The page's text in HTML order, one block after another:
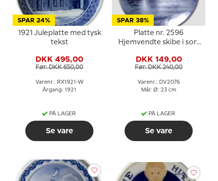
SPAR 24%
1921 Juleplatte med tysk
tekst
DKK 495,00
Før: DKK 650,00
Varenr.: RX1921-W
Årgang: 1921
PÅ LAGER
Se vare
SPAR 38%
Platte nr. 2596
Hjemvendte skibe i sort
DKK 149,00
Før: DKK 240,00
Varenr.: DV2076
Mål: Ø: 23 cm
PÅ LAGER
Se vare